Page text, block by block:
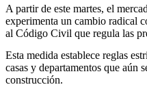
A partir de este martes, el
experimenta un cambio radical
al Código Civil que regula las
Esta medida establece reglas
casas y departamentos que aún
construcción.